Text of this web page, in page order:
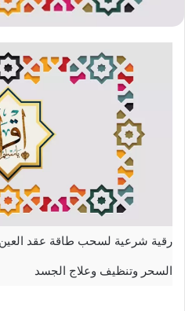
رقية شرعية لسحب طاقة عقد العين
السحر وتنظيف وعلاج الجسد